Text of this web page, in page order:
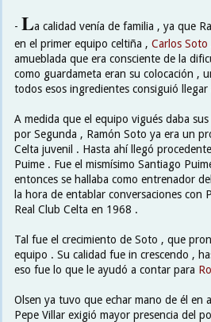
- La calidad venía de familia , ya que
en el primer equipo celtiña , Carlos Soto
amueblada que era consciente de la
como guardameta eran su colocación ,
todos esos ingredientes consiguió
A medida que el equipo vigués daba
por Segunda , Ramón Soto ya era un
Celta juvenil . Hasta ahí llegó
Puime . Fue el mismísimo Santiago
entonces se hallaba como entrenador
la hora de entablar conversaciones con
Real Club Celta en 1968 .
Tal fue el crecimiento de Soto , que
equipo . Su calidad fue in crescendo ,
eso fue lo que le ayudó a contar para
Olsen ya tuvo que echar mano de él en
Pepe Villar exigió mayor presencia del